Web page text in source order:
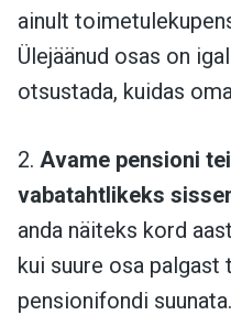
ainult
Ülejäänud osas on
otsustada, kuidas
2. Avame pensioni
vabatahtlikeks
anda näiteks kord
kui suure osa
pensionifondi